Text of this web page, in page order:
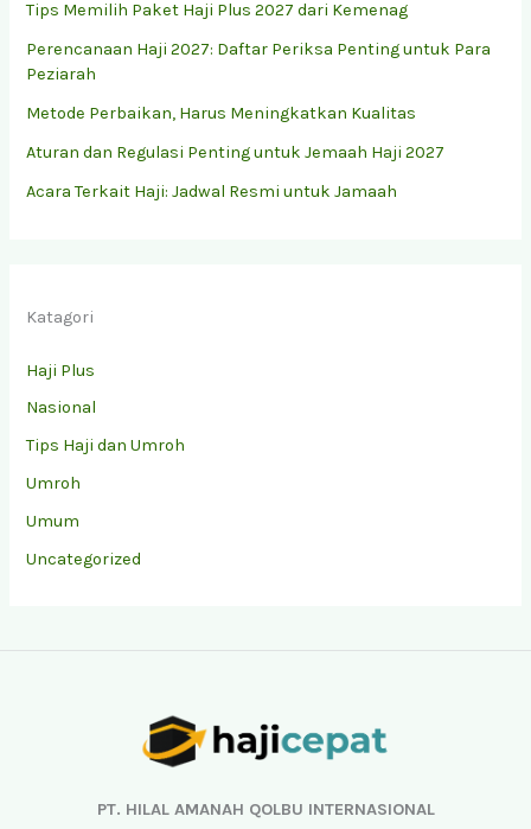
Tips Memilih Paket Haji Plus 2027 dari Kemenag
Perencanaan Haji 2027: Daftar Periksa Penting untuk Para
Peziarah
Metode Perbaikan, Harus Meningkatkan Kualitas
Aturan dan Regulasi Penting untuk Jemaah Haji 2027
Acara Terkait Haji: Jadwal Resmi untuk Jamaah
Katagori
Haji Plus
Nasional
Tips Haji dan Umroh
Umroh
Umum
Uncategorized
PT. HILAL AMANAH QOLBU INTERNASIONAL
Instagram
YouTube
TikTok